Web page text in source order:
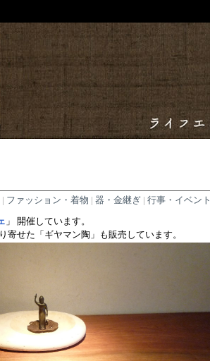
| ファッション・着物 | 器・金継ぎ| 行事・イベント
」 開催しています。
寄せた「ギヤマン陶」も販売しています。